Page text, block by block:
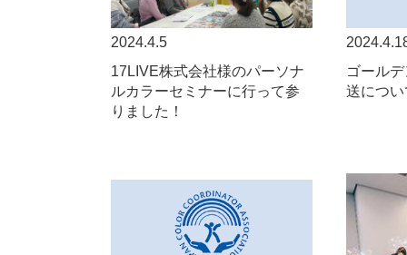
2024.4.5
17LIVE株式会社様のパーソナ
ルカラーセミナーに行って参
りました！
ゴール
送につい